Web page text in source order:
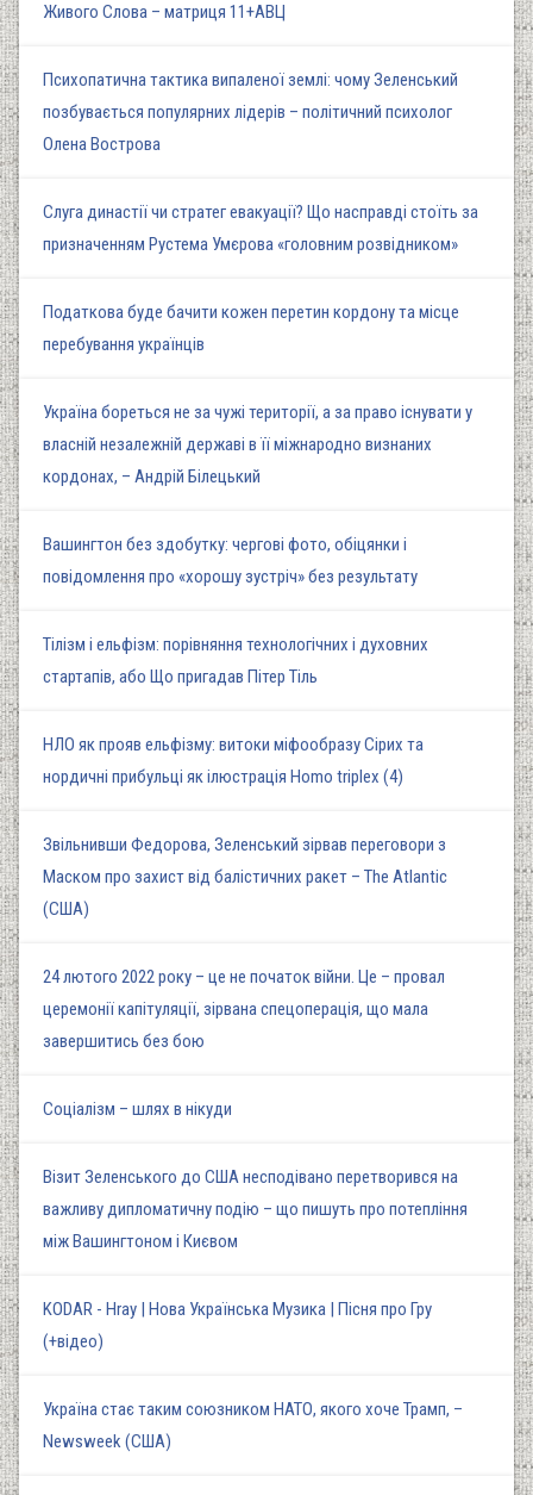
Живого Слова – матриця 11+АВЦ
Психопатична тактика випаленої землі: чому Зеленський
позбувається популярних лідерів – політичний психолог
Олена Вострова
Слуга династії чи стратег евакуації? Що насправді стоїть за
призначенням Рустема Умєрова «головним розвідником»
Податкова буде бачити кожен перетин кордону та місце
перебування українців
Україна бореться не за чужі території, а за право існувати у
власній незалежній державі в її міжнародно визнаних
кордонах, – Андрій Білецький
Вашингтон без здобутку: чергові фото, обіцянки і
повідомлення про «хорошу зустріч» без результату
Тілізм і ельфізм: порівняння технологічних і духовних
стартапів, або Що пригадав Пітер Тіль
НЛО як прояв ельфізму: витоки міфообразу Сірих та
нордичні прибульці як ілюстрація Homo triplex (4)
Звільнивши Федорова, Зеленський зірвав переговори з
Маском про захист від балістичних ракет – The Atlantic
(США)
24 лютого 2022 року – це не початок війни. Це – провал
церемонії капітуляції, зірвана спецоперація, що мала
завершитись без бою
Соціалізм – шлях в нікуди
Візит Зеленського до США несподівано перетворився на
важливу дипломатичну подію – що пишуть про потепління
між Вашингтоном і Києвом
KODAR - Hray | Нова Українська Музика | Пісня про Гру
(+відео)
Україна стає таким союзником НАТО, якого хоче Трамп, –
Newsweek (США)